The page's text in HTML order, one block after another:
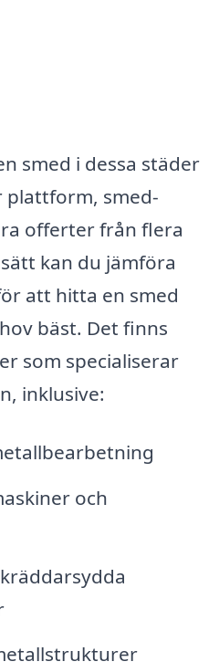
smed i dessa städer
plattform, smed-
offerter från flera
kan du jämföra
att hitta en smed
bäst. Det finns
som specialiserar
inklusive:
och